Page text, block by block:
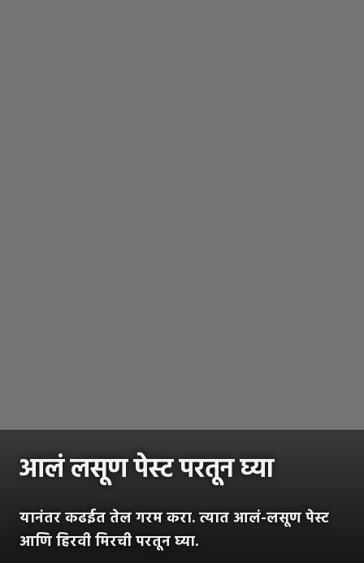
आलं लसूण पेस्ट परतून घ्या
यानंतर कढईत तेल गरम करा. त्यात आलं-लसूण पेस्ट
आणि हिरवी मिरची परतून घ्या.